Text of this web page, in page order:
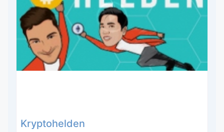
Kryptohelden